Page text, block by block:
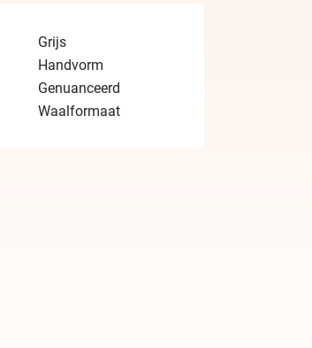
Grijs
Handvorm
Genuanceerd
Waalformaat